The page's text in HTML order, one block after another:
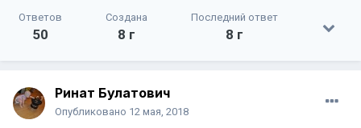
Ответов
50
Создана
8 г
Последний ответ
8 г
Ринат Булатович
Опубликовано 12 мая, 2018